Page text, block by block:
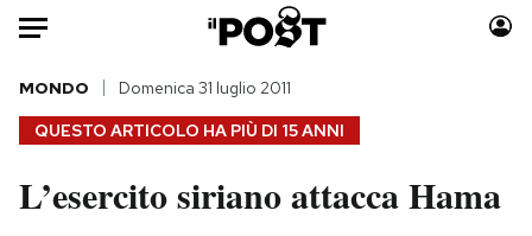
Auto
HOME
Italia
Moda
QUESTO ARTICOLO HA PIÙ DI 15 ANNI
MONDO Domenica 31 luglio 2011
L’esercito siriano attacca Hama